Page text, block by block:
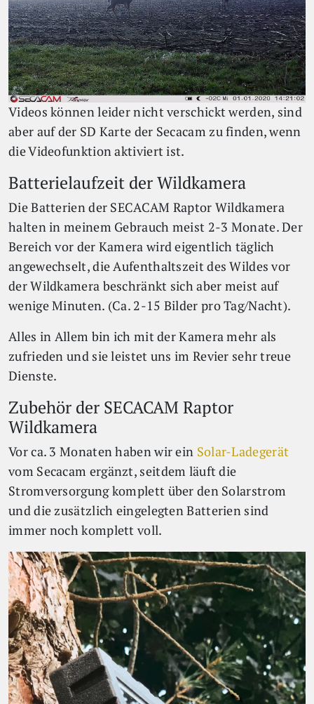
Videos können leider nicht verschickt werden, sind
aber auf der SD Karte der Secacam zu finden, wenn
die Videofunktion aktiviert ist.
Batterielaufzeit der Wildkamera
Die Batterien der SECACAM Raptor Wildkamera
halten in meinem Gebrauch meist 2-3 Monate. Der
Bereich vor der Kamera wird eigentlich täglich
angewechselt, die Aufenthaltszeit des Wildes vor
der Wildkamera beschränkt sich aber meist auf
wenige Minuten. (Ca. 2-15 Bilder pro Tag/Nacht).
Alles in Allem bin ich mit der Kamera mehr als
zufrieden und sie leistet uns im Revier sehr treue
Dienste.
Zubehör der SECACAM Raptor
Wildkamera
Vor ca. 3 Monaten haben wir ein Solar-Ladegerät
vom Secacam ergänzt, seitdem läuft die
Stromversorgung komplett über den Solarstrom
und die zusätzlich eingelegten Batterien sind
immer noch komplett voll.